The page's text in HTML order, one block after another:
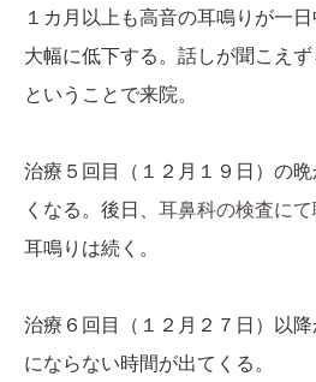
１カ月以上も高音の耳鳴りが一
大幅に低下する。話しが聞こえ
ということで来院。
治療５回目（１２月１９日）の
くなる。後日、 耳鼻科の検査にて
耳鳴りは続く。
治療６回目（１２月２７日）以
にならない時間が出てくる。